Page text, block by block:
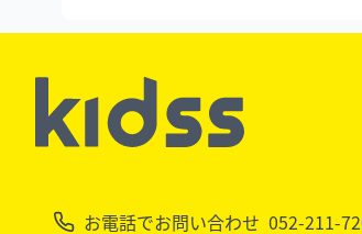
お電話でお問い合わせ 052-211-